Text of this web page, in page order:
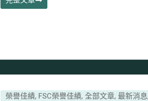
榮譽佳績,FSC榮譽佳績,全部文章, 最新消息